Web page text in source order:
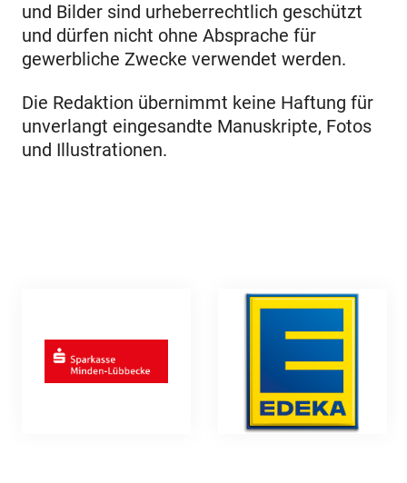
und Bilder sind urheberrechtlich geschützt
und dürfen nicht ohne Absprache für
gewerbliche Zwecke verwendet werden.
Die Redaktion übernimmt keine Haftung für
unverlangt eingesandte Manuskripte, Fotos
und Illustrationen.